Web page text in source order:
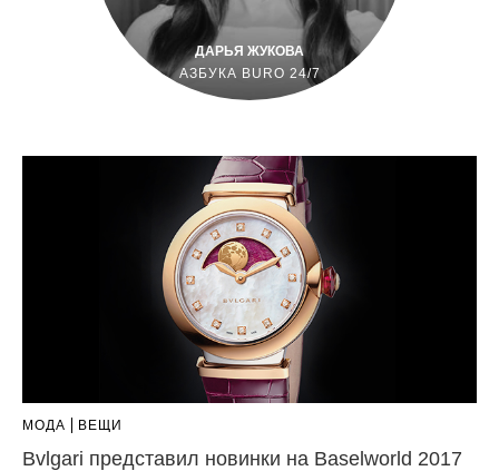
ДАРЬЯ ЖУКОВА
АЗБУКА BURO 24/7
МОДА ВЕЩИ
Bvlgari представил новинки на Baselworld 2017